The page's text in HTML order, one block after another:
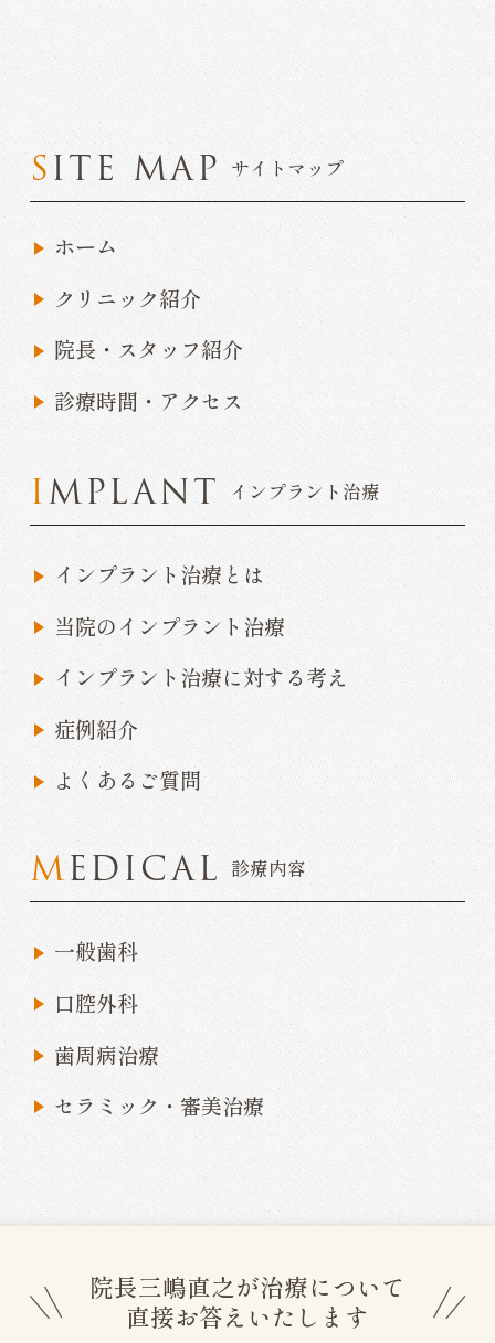
SITE MAP サイトマップ
ホーム
クリニック紹介
院長・スタッフ紹介
診療時間・アクセス
IMPLANT インプラント治療
インプラント治療とは
当院のインプラント治療
インプラント治療に対する考え
症例紹介
よくあるご質問
MEDICAL 診療内容
一般歯科
口腔外科
歯周病治療
セラミック・審美治療
院長三嶋直之が治療について
直接お答えいたします